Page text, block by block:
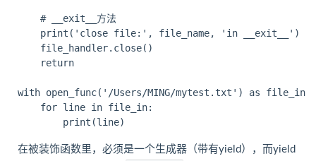
    # __exit__方法
    print('close file:', file_name, 'in __exit__')
    file_handler.close()
    return
with open_func('/Users/MING/mytest.txt') as file_in:
    for line in file_in:
在被装饰函数里，必须是一个生成器（带有yield），而yield